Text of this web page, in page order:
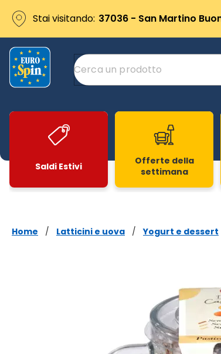
Stai visitando: 37036 - San Martino
Saldi Estivi
Offerte della
settimana
Home / Latticini e uova / Yogurt e dessert